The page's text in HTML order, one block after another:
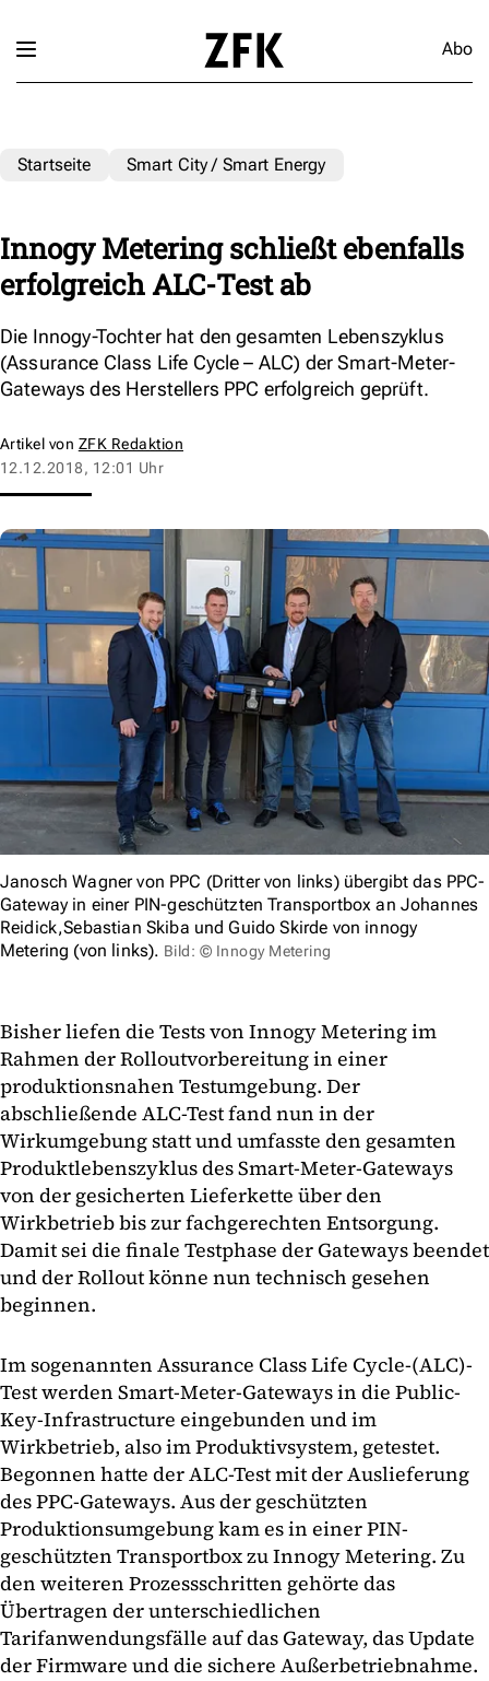
Abo
Startseite Smart City / Smart Energy
Innogy Metering schließt ebenfalls
erfolgreich ALC-Test ab
Die Innogy-Tochter hat den gesamten Lebenszyklus
(Assurance Class Life Cycle – ALC) der Smart-Meter-
Gateways des Herstellers PPC erfolgreich geprüft.
Artikel von ZFK Redaktion
12.12.2018, 12:01 Uhr
Janosch Wagner von PPC (Dritter von links) übergibt das PPC-
Gateway in einer PIN-geschützten Transportbox an Johannes
Reidick,Sebastian Skiba und Guido Skirde von innogy
Metering (von links). Bild: © Innogy Metering
Bisher liefen die Tests von Innogy Metering im
Rahmen der Rolloutvorbereitung in einer
produktionsnahen Testumgebung. Der
abschließende ALC-Test fand nun in der
Wirkumgebung statt und umfasste den gesamten
Produktlebenszyklus des Smart-Meter-Gateways
von der gesicherten Lieferkette über den
Wirkbetrieb bis zur fachgerechten Entsorgung.
Damit sei die finale Testphase der Gateways beendet
und der Rollout könne nun technisch gesehen
beginnen.
Im sogenannten Assurance Class Life Cycle-(ALC)-
Test werden Smart-Meter-Gateways in die Public-
Key-Infrastructure eingebunden und im
Wirkbetrieb, also im Produktivsystem, getestet.
Begonnen hatte der ALC-Test mit der Auslieferung
des PPC-Gateways. Aus der geschützten
Produktionsumgebung kam es in einer PIN-
geschützten Transportbox zu Innogy Metering. Zu
den weiteren Prozessschritten gehörte das
Übertragen der unterschiedlichen
Tarifanwendungsfälle auf das Gateway, das Update
der Firmware und die sichere Außerbetriebnahme.